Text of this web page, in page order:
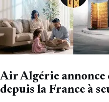
Air Algérie annonce
depuis la France à